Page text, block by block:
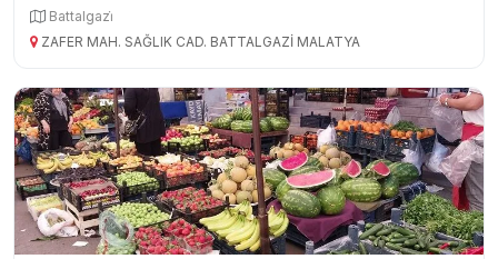
Battalgazi̇
ZAFER MAH. SAĞLIK CAD. BATTALGAZİ MALATYA